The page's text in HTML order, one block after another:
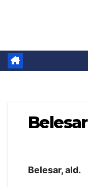
Belesar
Belesar, ald.